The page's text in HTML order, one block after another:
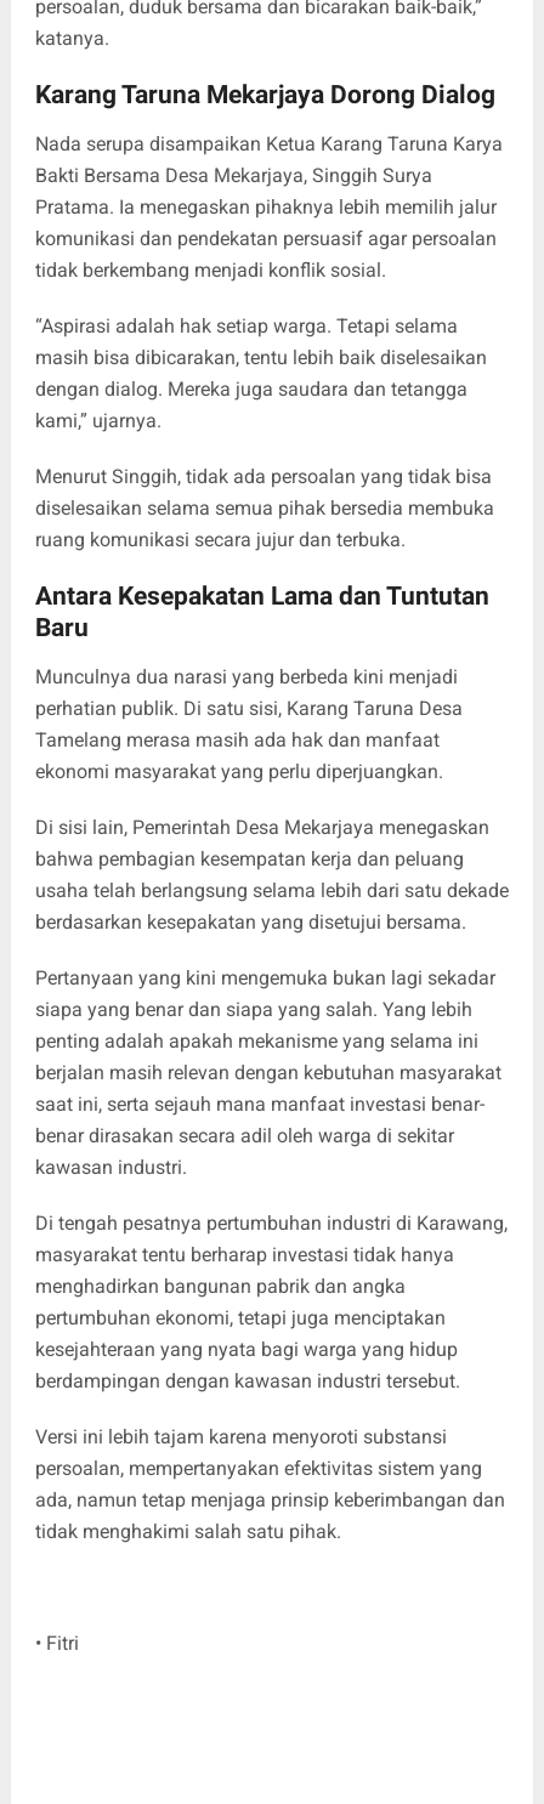
persoalan, duduk bersama dan bicarakan baik-baik,”
katanya.
Karang Taruna Mekarjaya Dorong Dialog
Nada serupa disampaikan Ketua Karang Taruna Karya
Bakti Bersama Desa Mekarjaya, Singgih Surya
Pratama. Ia menegaskan pihaknya lebih memilih jalur
komunikasi dan pendekatan persuasif agar persoalan
tidak berkembang menjadi konflik sosial.
“Aspirasi adalah hak setiap warga. Tetapi selama
masih bisa dibicarakan, tentu lebih baik diselesaikan
dengan dialog. Mereka juga saudara dan tetangga
kami,” ujarnya.
Menurut Singgih, tidak ada persoalan yang tidak bisa
diselesaikan selama semua pihak bersedia membuka
ruang komunikasi secara jujur dan terbuka.
Antara Kesepakatan Lama dan Tuntutan
Baru
Munculnya dua narasi yang berbeda kini menjadi
perhatian publik. Di satu sisi, Karang Taruna Desa
Tamelang merasa masih ada hak dan manfaat
ekonomi masyarakat yang perlu diperjuangkan.
Di sisi lain, Pemerintah Desa Mekarjaya menegaskan
bahwa pembagian kesempatan kerja dan peluang
usaha telah berlangsung selama lebih dari satu dekade
berdasarkan kesepakatan yang disetujui bersama.
Pertanyaan yang kini mengemuka bukan lagi sekadar
siapa yang benar dan siapa yang salah. Yang lebih
penting adalah apakah mekanisme yang selama ini
berjalan masih relevan dengan kebutuhan masyarakat
saat ini, serta sejauh mana manfaat investasi benar-
benar dirasakan secara adil oleh warga di sekitar
kawasan industri.
Di tengah pesatnya pertumbuhan industri di Karawang,
masyarakat tentu berharap investasi tidak hanya
menghadirkan bangunan pabrik dan angka
pertumbuhan ekonomi, tetapi juga menciptakan
kesejahteraan yang nyata bagi warga yang hidup
berdampingan dengan kawasan industri tersebut.
Versi ini lebih tajam karena menyoroti substansi
persoalan, mempertanyakan efektivitas sistem yang
ada, namun tetap menjaga prinsip keberimbangan dan
tidak menghakimi salah satu pihak.
• Fitri